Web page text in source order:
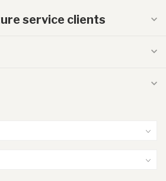
service clients